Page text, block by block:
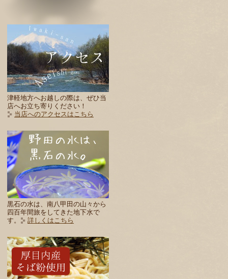
津軽地方へお越しの際は、ぜひ当
店へお立ち寄りください！
当店へのアクセスはこちら
黒石の水は、南八甲田の山々から
四百年間旅をしてきた地下水で
す。
詳しくはこちら